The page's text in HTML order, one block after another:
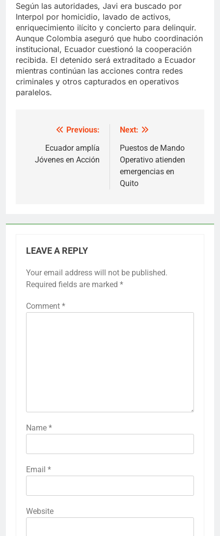
Según las autoridades, Javi era buscado por
Interpol por homicidio, lavado de activos,
enriquecimiento ilícito y concierto para delinquir.
Aunque Colombia aseguró que hubo coordinación
institucional, Ecuador cuestionó la cooperación
recibida. El detenido será extraditado a Ecuador
mientras continúan las acciones contra redes
criminales y otros capturados en operativos
paralelos.
navigation
Previous:
Ecuador amplía
Jóvenes en Acción
Next:
Puestos de Mando
Operativo atienden
emergencias en
Quito
LEAVE A REPLY
Your email address will not be published.
Required fields are marked *
Comment *
Name *
Email *
Website